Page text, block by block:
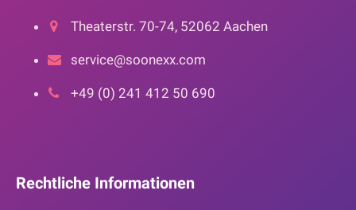
Theaterstr. 70-74, 52062 Aachen
service@soonexx.com
+49 (0) 241 412 50 690
Rechtliche Informationen